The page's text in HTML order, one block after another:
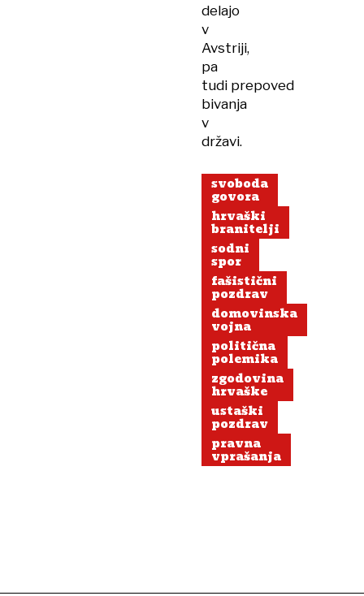
delajo
v
Avstriji,
pa
tudi prepoved
bivanja
v
državi.
svoboda
govora
hrvaški
branitelji
sodni
spor
fašistični
pozdrav
domovinska
vojna
politična
polemika
zgodovina
hrvaške
ustaški
pozdrav
pravna
vprašanja